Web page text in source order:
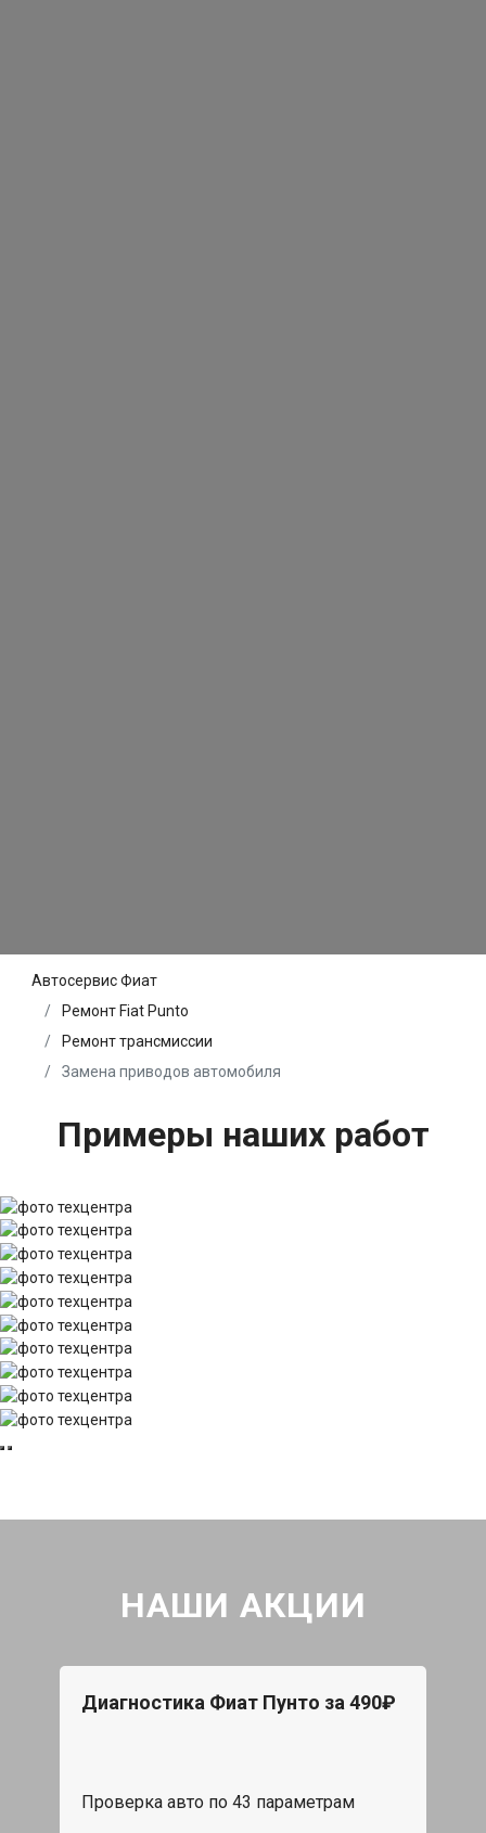
Автосервис Фиат
Ремонт Fiat Punto
Ремонт трансмиссии
Замена приводов автомобиля
Примеры наших работ
НАШИ АКЦИИ
Диагностика Фиат Пунто за 490₽
Проверка авто по 43 параметрам